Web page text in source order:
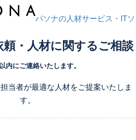
パソナの人材サービス・ITソ
頼・人材に関するご相談
内にご連絡いたします。
当者が最適な人材をご提案いたしま
す。